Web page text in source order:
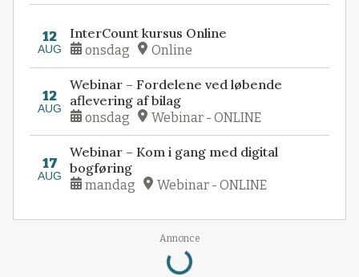
12
AUG
InterCount kursus Online
onsdag Online
12
AUG
Webinar – Fordelene ved løbende
aflevering af bilag
onsdag Webinar - ONLINE
17
AUG
Webinar – Kom i gang med digital
bogføring
mandag Webinar - ONLINE
Annonce
Loading...